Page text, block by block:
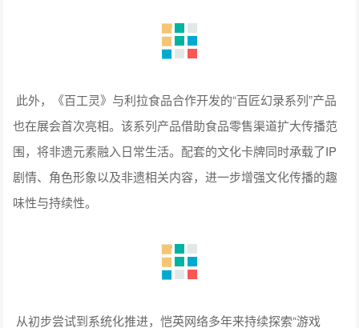
此外，《百工灵》与利拉食品合作开发的“百匠幻录系列”产品
也在展会首次亮相。该系列产品借助食品零售渠道扩大传播范
围，将非遗元素融入日常生活。配套的文化卡牌同时承载了IP
剧情、角色形象以及非遗相关内容，进一步增强文化传播的趣
味性与持续性。
从初步尝试到系统化推进，恺英网络多年来持续探索“游戏